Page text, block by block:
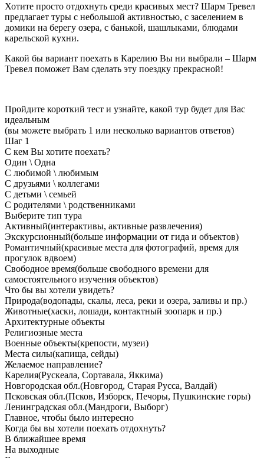
Хотите просто отдохнуть среди красивых мест? Шарм Тревел
предлагает туры с небольшой активностью, с заселением в
домики на берегу озера, с банькой, шашлыками, блюдами
карельской кухни.
Какой бы вариант поехать в Карелию Вы ни выбрали – Шарм
Тревел поможет Вам сделать эту поездку прекрасной!
Пройдите короткий тест и узнайте, какой тур будет для Вас
идеальным
(вы можете выбрать 1 или несколько вариантов ответов)
Шаг 1
С кем Вы хотите поехать?
Один \ Одна
С любимой \ любимым
С друзьями \ коллегами
С детьми \ семьей
С родителями \ родственниками
Выберите тип тура
Активный(интерактивы, активные развлечения)
Экскурсионный(больше информации от гида и объектов)
Романтичный(красивые места для фотографий, время для
прогулок вдвоем)
Свободное время(больше свободного времени для
самостоятельного изучения объектов)
Что бы вы хотели увидеть?
Природа(водопады, скалы, леса, реки и озера, заливы и пр.)
Животные(хаски, лошади, контактный зоопарк и пр.)
Архитектурные объекты
Религиозные места
Военные объекты(крепости, музеи)
Места силы(капища, сейды)
Желаемое направление?
Карелия(Рускеала, Сортавала, Яккима)
Новгородская обл.(Новгород, Старая Русса, Валдай)
Псковская обл.(Псков, Изборск, Печоры, Пушкинские горы)
Ленинградская обл.(Мандроги, Выборг)
Главное, чтобы было интересно
Когда бы вы хотели поехать отдохнуть?
В ближайшее время
На выходные